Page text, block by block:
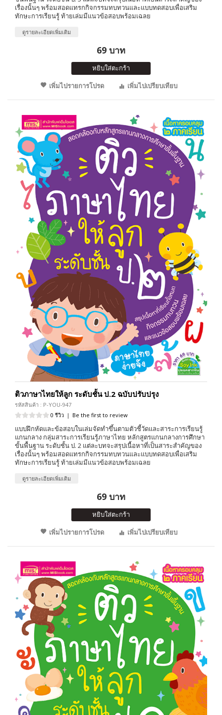
เรื่องนั้นๆ พร้อมสอดแทรกกิจกรรมทบทวนและแบบทดสอบเพื่อเสริม
ทักษะการเรียนรู้ ท้ายเล่มมีแนวข้อสอบพร้อมเฉลย
ดูรายละเอียดเพิ่มเติม
69 บาท
หยิบใส่ตะกร้า
เพิ่มไปรายการโปรด
เพิ่มไปเปรียบเทียบ
ติวภาษาไทยให้ลูก ระดับชั้น ป.2 ฉบับปรับปรุง
รหัสสินค้า : P-YOU-947
0 รีวิว | Be the first to review
แบบฝึกหัดและข้อสอบในเล่มจัดทำขึ้นตามตัวชี้วัดและสาระการเรียนรู้
แกนกลาง กลุ่มสาระการเรียนรู้ภาษาไทย หลักสูตรแกนกลางการศึกษา
ขั้นพื้นฐาน ระดับชั้น ป. 2 แต่ละบทจะสรุปเนื้อหาที่เป็นสาระสำคัญของ
เรื่องนั้นๆ พร้อมสอดแทรกกิจกรรมทบทวนและแบบทดสอบเพื่อเสริม
ทักษะการเรียนรู้ ท้ายเล่มมีแนวข้อสอบพร้อมเฉลย
ดูรายละเอียดเพิ่มเติม
69 บาท
หยิบใส่ตะกร้า
เพิ่มไปรายการโปรด
เพิ่มไปเปรียบเทียบ